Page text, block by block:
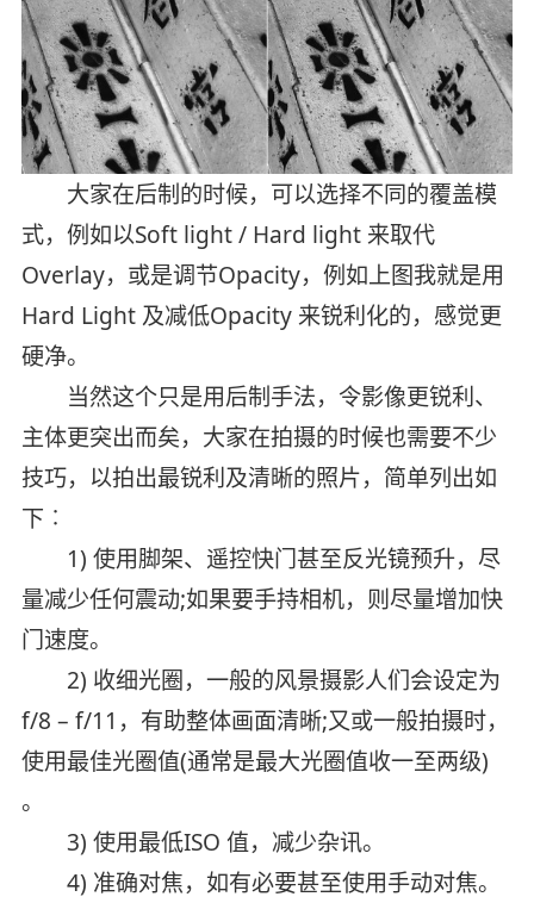
大家在后制的时候，可以选择不同的覆盖模
式，例如以Soft light / Hard light 来取代
Overlay，或是调节Opacity，例如上图我就是用
Hard Light 及减低Opacity 来锐利化的，感觉更
硬净。
当然这个只是用后制手法，令影像更锐利、
主体更突出而矣，大家在拍摄的时候也需要不少
技巧，以拍出最锐利及清晰的照片，简单列出如
下︰
1) 使用脚架、遥控快门甚至反光镜预升，尽
量减少任何震动;如果要手持相机，则尽量增加快
门速度。
2) 收细光圈，一般的风景摄影人们会设定为
f/8 – f/11，有助整体画面清晰;又或一般拍摄时，
使用最佳光圈值(通常是最大光圈值收一至两级)
。
3) 使用最低ISO 值，减少杂讯。
4) 准确对焦，如有必要甚至使用手动对焦。